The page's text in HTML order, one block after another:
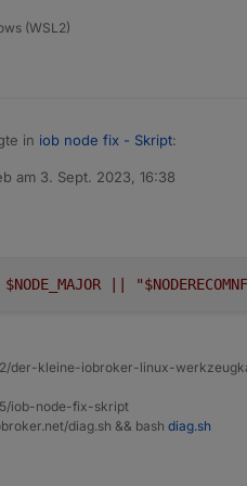
(WSL2)
in iob node fix - Skript:
am 3. Sept. 2023, 16:38
editiert von
||
der-kleine-iobroker-linux-
iob-node-fix-skript
diag.sh && bash diag.sh